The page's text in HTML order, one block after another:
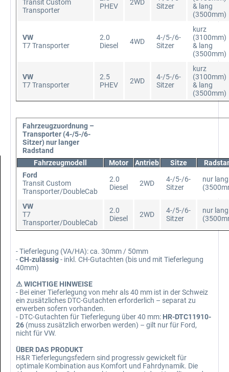
Transit Custom
Transporter
PHEV
2WD
Sitzer
& lang
(3500mm)
VW
T7 Transporter
2.0
Diesel
4WD
4-/5-/6-
Sitzer
kurz
(3100mm)
& lang
(3500mm)
VW
T7 Transporter
2.5
PHEV
2WD
4-/5-/6-
Sitzer
kurz
(3100mm)
& lang
(3500mm)
Fahrzeugzuordnung –
Transporter (4-/5-/6-
Sitzer) nur langer
Radstand
Fahrzeugmodell
Motor Antrieb Sitze
Ford
Transit Custom
Transporter/DoubleCab
2.0
Diesel
2WD
4-/5-/6-
Sitzer
nur lang
VW
T7
Transporter/DoubleCab
2.0
Diesel
2WD
4-/5-/6-
Sitzer
nur lang
- Tieferlegung (VA/HA): ca. 30mm / 50mm
-CH-zulässig- inkl. CH-Gutachten (bis und mit Tieferlegung
40mm)
⚠ WICHTIGE HINWEISE
- Bei einer Tieferlegung von mehr als 40 mm ist in der Schweiz
ein zusätzliches DTC-Gutachten erforderlich – separat zu
erwerben sofern vorhanden.
- DTC-Gutachten für Tieferlegung über 40 mm: HR-DTC11910-
26 (muss zusätzlich erworben werden) – gilt nur für Ford,
nicht für VW.
ÜBER DAS PRODUKT
H&R Tieferlegungsfedern sind progressiv gewickelt für
optimale Kombination aus Komfort und Fahrdynamik. Die